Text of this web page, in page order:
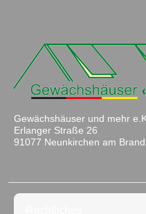
Gewächshäuser und mehr
Erlanger Straße 26
91077 Neunkirchen am Brand